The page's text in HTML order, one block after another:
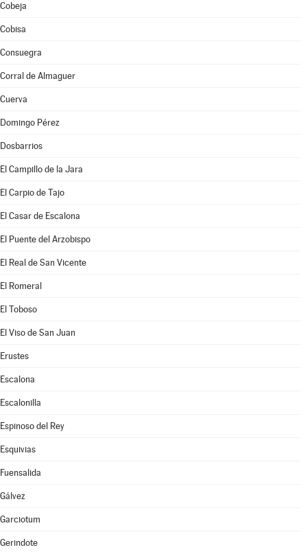
Cobeja
Cobisa
Consuegra
Corral de Almaguer
Cuerva
Domingo Pérez
Dosbarrios
El Campillo de la Jara
El Carpio de Tajo
El Casar de Escalona
El Puente del Arzobispo
El Real de San Vicente
El Romeral
El Toboso
El Viso de San Juan
Erustes
Escalona
Escalonilla
Espinoso del Rey
Esquivias
Fuensalida
Gálvez
Garciotum
Gerindote